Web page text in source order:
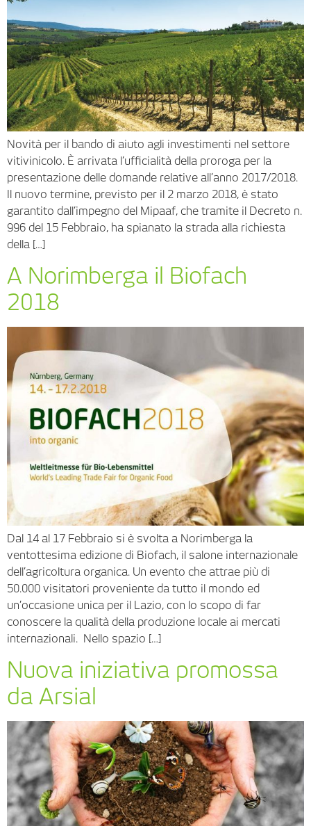
Novità per il bando di aiuto agli investimenti nel settore
vitivinicolo. È arrivata l’ufficialità della proroga per la
presentazione delle domande relative all’anno 2017/2018.
Il nuovo termine, previsto per il 2 marzo 2018, è stato
garantito dall’impegno del Mipaaf, che tramite il Decreto n.
996 del 15 Febbraio, ha spianato la strada alla richiesta
della […]
A Norimberga il Biofach
2018
Dal 14 al 17 Febbraio si è svolta a Norimberga la
ventottesima edizione di Biofach, il salone internazionale
dell’agricoltura organica. Un evento che attrae più di
50.000 visitatori proveniente da tutto il mondo ed
un’occasione unica per il Lazio, con lo scopo di far
conoscere la qualità della produzione locale ai mercati
internazionali. Nello spazio […]
Nuova iniziativa promossa
da Arsial